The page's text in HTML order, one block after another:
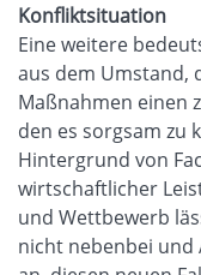
Konfliktsituation
Eine weitere
aus dem Umstand,
Maßnahmen einen
den es sorgsam zu
Hintergrund von
wirtschaftlicher
und Wettbewerb
nicht nebenbei und